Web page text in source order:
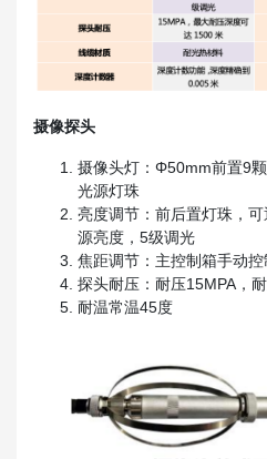
摄像探头
摄像头灯：Φ50mm前置9
光源灯珠
亮度调节：前后置灯珠，
源亮度，5级调光
焦距调节：主控制箱手动
探头耐压：耐压15MPA，
耐温常温45度